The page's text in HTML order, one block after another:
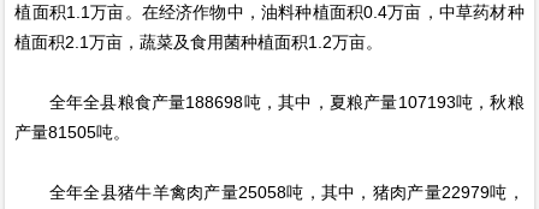
植面积1.1万亩。在经济作物中，油料种植面积0.4万亩，中草药材种
植面积2.1万亩，蔬菜及食用菌种植面积1.2万亩。
全年全县粮食产量188698吨，其中，夏粮产量107193吨，秋粮
产量81505吨。
全年全县猪牛羊禽肉产量25058吨，其中，猪肉产量22979吨，